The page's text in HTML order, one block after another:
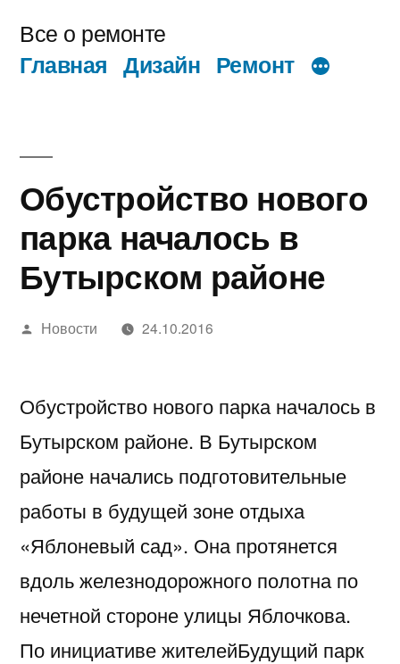
содержимому
Все о ремонте
Главная Дизайн Ремонт
Обустройство нового
парка началось в
Бутырском районе
Написано
Новости 24.10.2016
Обустройство нового парка началось в
Бутырском районе. В Бутырском
районе начались подготовительные
работы в будущей зоне отдыха
«Яблоневый сад». Она протянется
вдоль железнодорожного полотна по
нечетной стороне улицы Яблочкова.
По инициативе жителейБудущий парк